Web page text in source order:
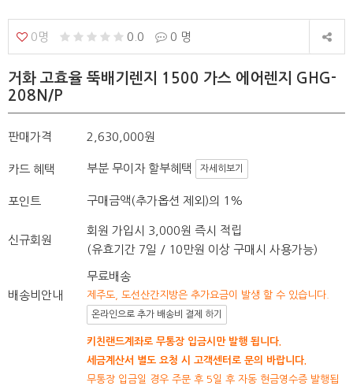
0명 0.0 0 명
거화 고효율 뚝배기렌지 1500 가스 에어렌지 GHG-
208N/P
판매가격 2,630,000원
카드 혜택 부분 무이자 할부혜택 자세히보기
포인트 구매금액(추가옵션 제외)의 1%
신규회원
회원 가입시 3,000원 즉시 적립
(유효기간 7일 / 10만원 이상 구매시 사용가능)
배송비안내
무료배송
제주도, 도선산간지방은 추가요금이 발생 할 수 있습니다.
온라인으로 추가 배송비 결제 하기
키친랜드계좌로 무통장 입금시만 발행 됩니다.
세금계산서 별도 요청 시 고객센터로 문의 바랍니다.
무통장 입금일 경우 주문 후 5일 후 자동 현금영수증 발행됩